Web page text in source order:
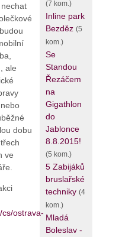
ale
dobu
ve
cs/ostrava-
(7 kom.)
Inline park
Bezděz (5
kom.)
Se
Standou
Řezáčem
na
Gigathlon
do
Jablonce
8.8.2015!
(5 kom.)
5 Zabijáků
bruslařské
techniky (4
kom.)
Mladá
Boleslav -